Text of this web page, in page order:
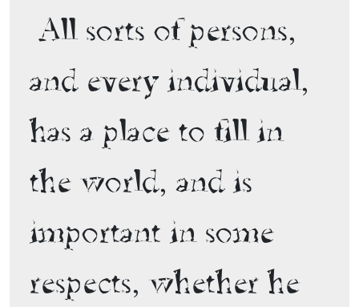
and every individual,
has a place to fill in
the world, and is
important in some
respects, whether he